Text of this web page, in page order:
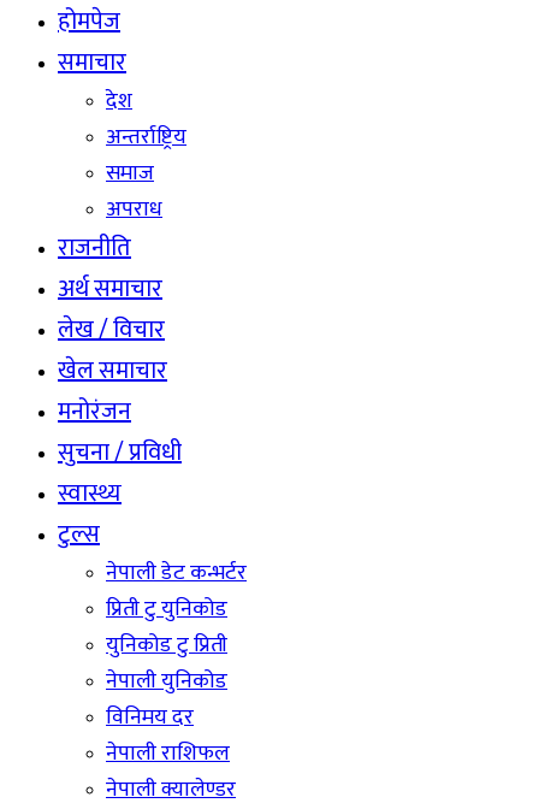
होमपेज
समाचार
देश
अन्तर्राष्ट्रिय
समाज
अपराध
राजनीति
अर्थ समाचार
लेख / विचार
खेल समाचार
मनोरंजन
सुचना / प्रविधी
स्वास्थ्य
टुल्स
नेपाली डेट कन्भर्टर
प्रिती टु युनिकोड
युनिकोड टु प्रिती
नेपाली युनिकोड
विनिमय दर
नेपाली राशिफल
नेपाली क्यालेण्डर